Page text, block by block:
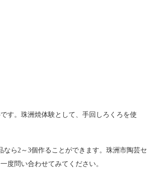
す。珠洲焼体験として、手回しろくろを使
ら2～3個作ることができます。珠洲市陶芸セ
度問い合わせてみてください。